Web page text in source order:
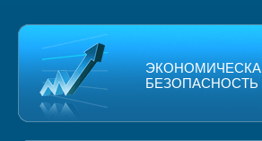
БЕЗОПАСНОСТЬ